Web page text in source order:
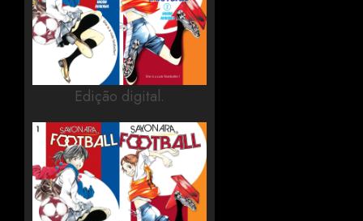
Edição digital.